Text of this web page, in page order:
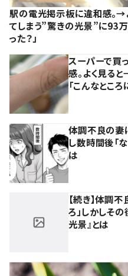
駅の電光掲示板に違和感。
てしまう”驚きの光景”に93万
った？」
スーパーで買
感。よく見る
「こんなところ
体調不良の妻
し数時間後「
は
【続き】体調
ろ」しかしそ
光景』とは